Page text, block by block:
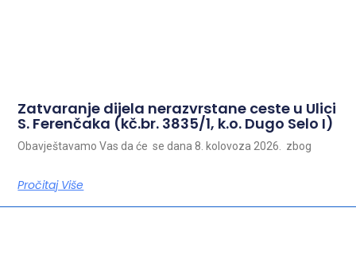
Zatvaranje dijela nerazvrstane ceste u Ulici
S. Ferenčaka (kč.br. 3835/1, k.o. Dugo Selo I)
Obavještavamo Vas da će se dana 8. kolovoza 2026. zbog
Pročitaj Više